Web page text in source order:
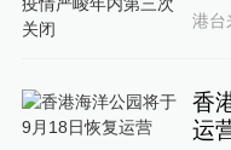
港台
香
运